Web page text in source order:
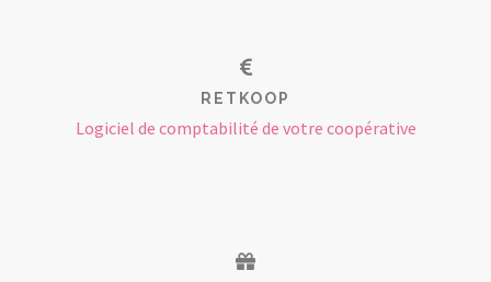
RETKOOP
Logiciel de comptabilité de votre coopérative